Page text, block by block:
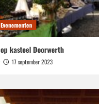
Evenementen
kasteel Doorwerth
17 september 2023